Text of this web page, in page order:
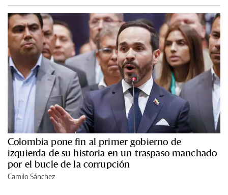
Colombia pone fin al primer gobierno de
izquierda de su historia en un traspaso manchado
por el bucle de la corrupción
Camilo Sánchez